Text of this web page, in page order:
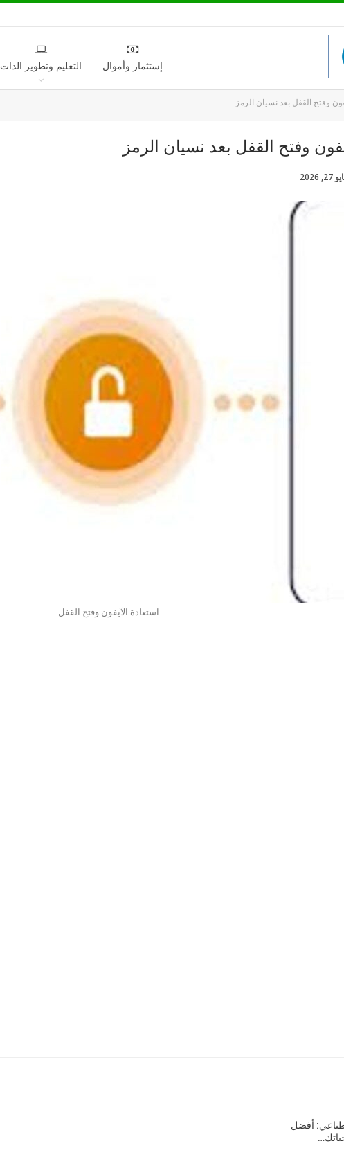
إستثمار وأموال التعليم وتطوير الذات
وفتح القفل بعد نسيان الرمز
وفتح القفل بعد نسيان الرمز
2026
استعادة الآيفون وفتح القفل
أفضل